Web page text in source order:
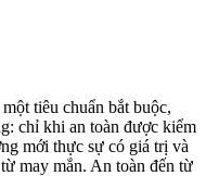
tiêu chuẩn bắt buộc,
chỉ khi an toàn được kiểm
mới thực sự có giá trị và
may mắn. An toàn đến từ